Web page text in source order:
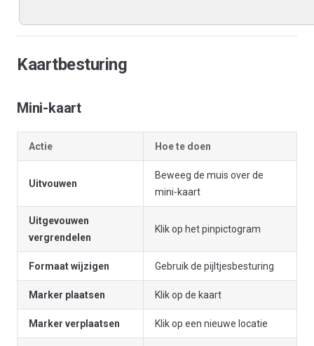
Kaartbesturing
Mini-kaart
Actie Hoe te doen
Uitvouwen
Beweeg de muis over de
mini-kaart
Uitgevouwen
vergrendelen
Klik op het pinpictogram
Formaat wijzigen Gebruik de pijltjesbesturing
Marker plaatsen Klik op de kaart
Marker verplaatsen Klik op een nieuwe locatie